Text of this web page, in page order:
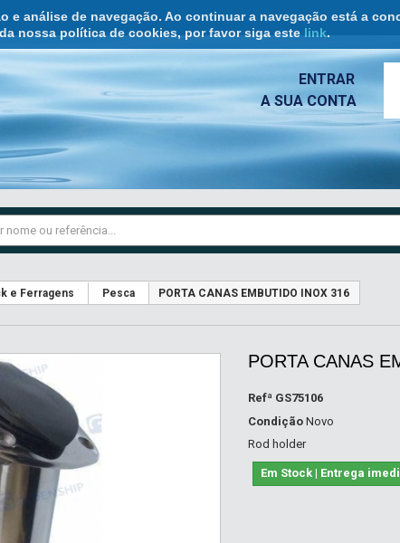
análise de navegação. Ao continuar a navegação está a
nossa política de cookies, por favor siga este link.
ENTRAR
A SUA CONTA
e Ferragens Pesca PORTA CANAS EMBUTIDO INOX 316
PORTA CANAS
Refª GS75106
Condição Novo
Rod holder
Em Stock | Entrega